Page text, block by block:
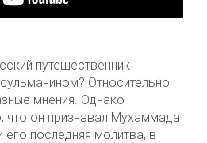
путешественник
Относительно
мнения. Однако
что он признавал Мухаммада
последняя молитва, в